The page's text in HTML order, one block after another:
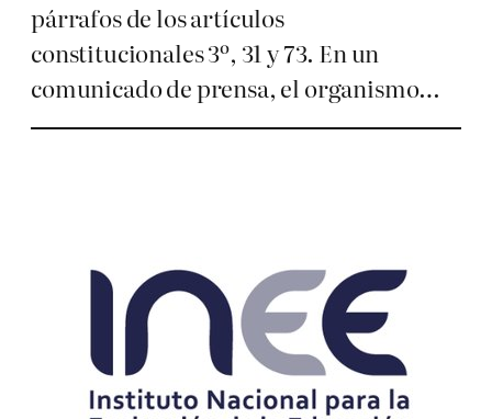
párrafos de los artículos
constitucionales 3º, 31 y 73. En un
comunicado de prensa, el organismo…